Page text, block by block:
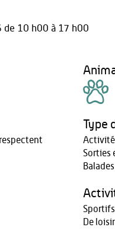
de 10 h00 à 17 h00
Type
Sorties
Sportifs
De